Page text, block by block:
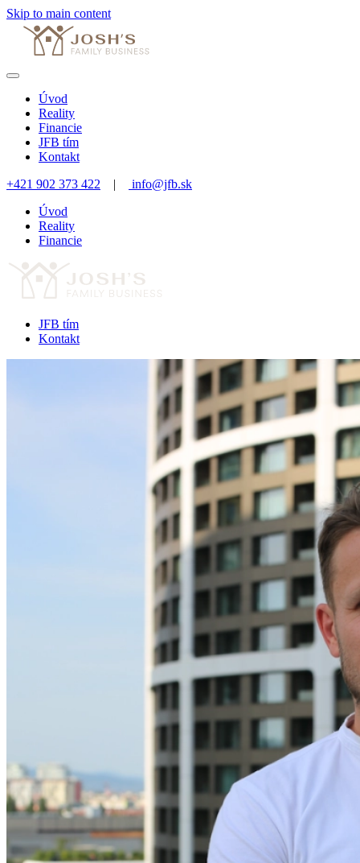
Skip to main content
Úvod
Reality
Financie
JFB tím
Kontakt
+421 902 373 422 |
info@jfb.sk
Úvod
Reality
Financie
JFB tím
Kontakt